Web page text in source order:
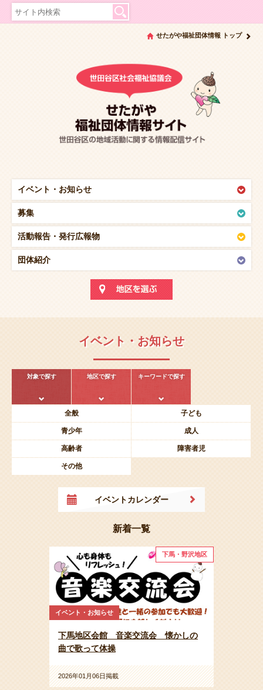
イベント・ お知らせ
募集
活動報告・ 発行広報物
団体紹介
せたがや福祉団体情報 トップ
イベント・お知らせ
対象で探す 地区で探す キーワードで探す
全般 子ども
青少年 成人
高齢者 障害者児
その他
イベントカレンダー
新着一覧
下馬・野沢地区
イベント・お知らせ
下馬地区会館 音楽交流会 懐かしの
曲で歌って体操
2026年01月06日掲載